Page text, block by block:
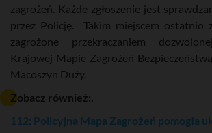
zagrożeń. Każde zgłoszenie jest
przez Policję. Takim miejscem ostatnio
zagrożone przekraczaniem
Krajowej Mapie Zagrożeń
Macoszyn Duży.
Zobacz również:.
112: Policyjna Mapa Zagrożeń pomogła